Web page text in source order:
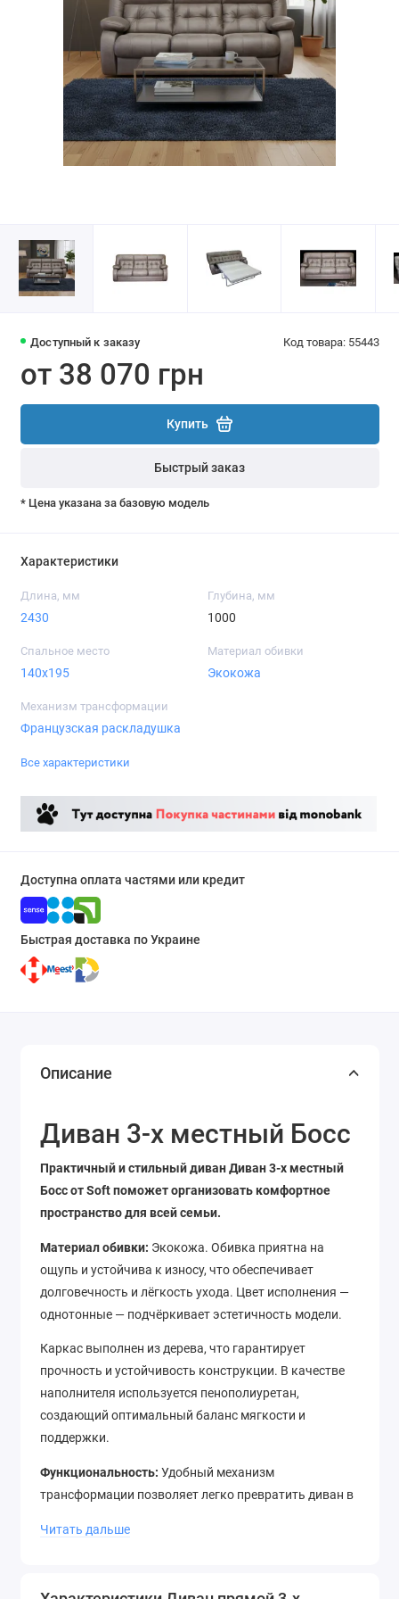
Доступный к заказу Код товара: 55443
от 38 070 грн
Купить
Быстрый заказ
* Цена указана за базовую модель
Характеристики
Длина, мм
2430
Глубина, мм
1000
Спальное место
140x195
Материал обивки
Экокожа
Механизм трансформации
Французская раскладушка
Все характеристики
Доступна оплата частями или кредит
Быстрая доставка по Украине
Описание
Диван 3-х местный Босс
Практичный и стильный диван Диван 3-х местный
Босс от Soft поможет организовать комфортное
пространство для всей семьи.
Материал обивки: Экокожа. Обивка приятна на
ощупь и устойчива к износу, что обеспечивает
долговечность и лёгкость ухода. Цвет исполнения —
однотонные — подчёркивает эстетичность модели.
Каркас выполнен из дерева, что гарантирует
прочность и устойчивость конструкции. В качестве
наполнителя используется пенополиуретан,
создающий оптимальный баланс мягкости и
поддержки.
Функциональность: Удобный механизм
трансформации позволяет легко превратить диван в
для комфортного отдыха.
Читать дальше